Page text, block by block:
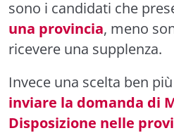
sono i candidati che
una provincia, meno
ricevere una supplenza.
Invece una scelta ben
inviare la domanda di
Disposizione nelle